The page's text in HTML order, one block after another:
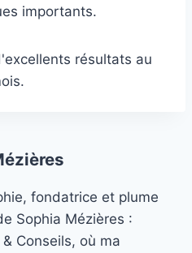
importants.
résultats au
fondatrice et plume
Sophia Mézières :
Conseils, où ma